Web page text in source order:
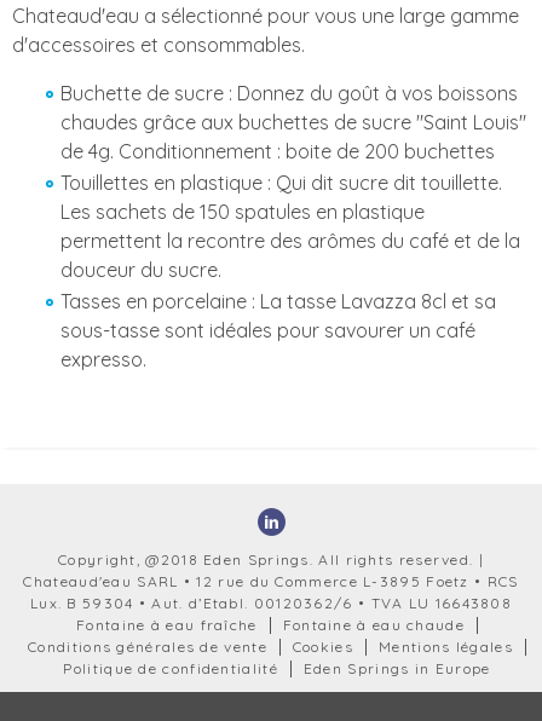
Chateaud'eau a sélectionné pour vous une large gamme
d'accessoires et consommables.
Buchette de sucre : Donnez du goût à vos boissons
chaudes grâce aux buchettes de sucre "Saint Louis"
de 4g. Conditionnement : boite de 200 buchettes
Touillettes en plastique : Qui dit sucre dit touillette.
Les sachets de 150 spatules en plastique
permettent la recontre des arômes du café et de la
douceur du sucre.
Tasses en porcelaine : La tasse Lavazza 8cl et sa
sous-tasse sont idéales pour savourer un café
expresso.
Copyright, @2018 Eden Springs. All rights reserved. |
Chateaud'eau SARL • 12 rue du Commerce L-3895 Foetz • RCS
Lux. B 59304 • Aut. d’Etabl. 00120362/6 • TVA LU 16643808
Fontaine à eau fraîche
Fontaine à eau chaude
Conditions générales de vente
Cookies
Mentions légales
Politique de confidentialité
Eden Springs in Europe